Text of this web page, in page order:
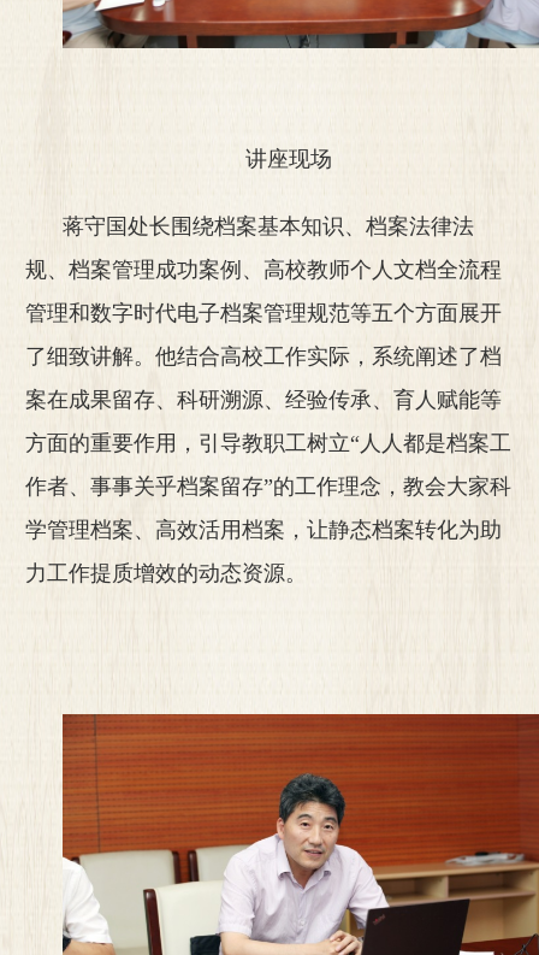
讲座现场
蒋守国处长围绕档案基本知识、档案法律法
规、档案管理成功案例、高校教师个人文档全流程
管理和数字时代电子档案管理规范等五个方面展开
了细致讲解。他结合高校工作实际，系统阐述了档
案在成果留存、科研溯源、经验传承、育人赋能等
方面的重要作用，引导教职工树立“人人都是档案工
作者、事事关乎档案留存”的工作理念，教会大家科
学管理档案、高效活用档案，让静态档案转化为助
力工作提质增效的动态资源。